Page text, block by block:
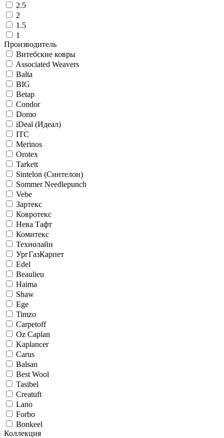
2.5
2
1.5
1
Производитель
Витебские ковры
Associated Weavers
Balta
BIG
Betap
Condor
Domo
iDeal (Идеал)
ITC
Merinos
Orotex
Tarkett
Sintelon (Синтелон)
Sommer Needlepunch
Vebe
Зартекс
Ковротекс
Нева Тафт
Комитекс
Технолайн
УргГазКарпет
Edel
Beaulieu
Haima
Shaw
Ege
Timzo
Carpetoff
Oz Caplan
Kaplancer
Carus
Balsan
Best Wool
Tasibel
Creatuft
Lano
Forbo
Bonkeel
Коллекция